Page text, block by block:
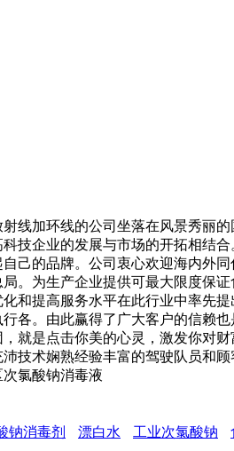
加环线的公司坐落在风景秀丽
技企业的发展与市场的开拓相结
己的品牌。公司衷心欢迎海内外
。为生产企业提供可最大限度保
和提高服务水平在此行业中率先
各。由此赢得了广大客户的信赖
就是点击你美的心灵，激发你对
技术娴熟经验丰富的驾驶队员和
氯酸钠消毒液
钠消毒剂 漂白水 工业次氯酸钠